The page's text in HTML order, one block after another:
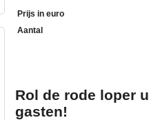
Prijs in euro
Aantal
Rol de rode loper
gasten!